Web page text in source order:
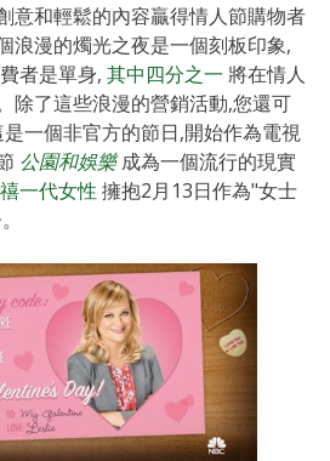
意和輕鬆的內容贏得情人節購物者
浪漫的燭光之夜是一個刻板印象,
者是單身, 其中四分之一 將在情人
除了這些浪漫的營銷活動,您還可
是一個非官方的節日,開始作為電視
公園和娛樂 成為一個流行的現實
一代女性 擁抱2月13日作為"女士